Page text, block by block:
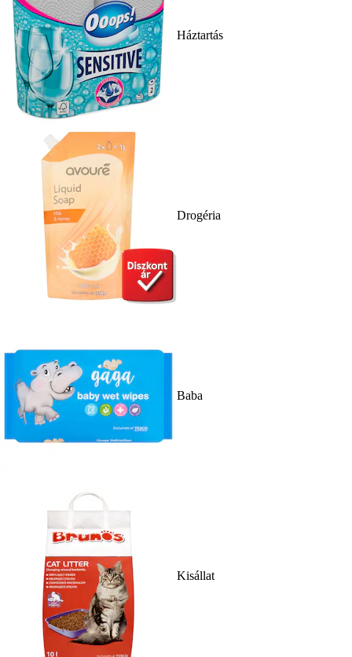
Háztartás
Drogéria
Baba
Kisállat